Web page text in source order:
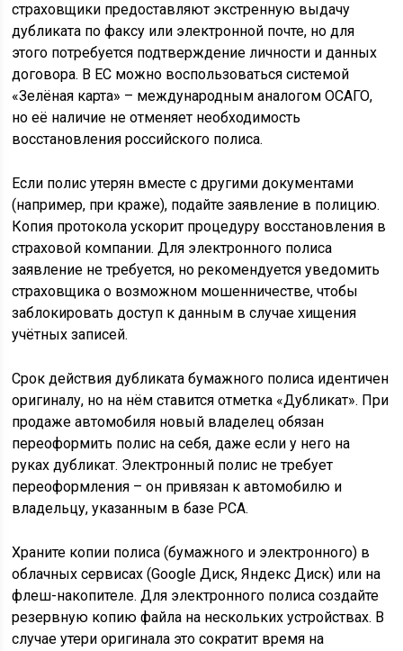
страховщики предоставляют экстренную выдачу
дубликата по факсу или электронной почте, но для
этого потребуется подтверждение личности и данных
договора. В ЕС можно воспользоваться системой
«Зелёная карта» – международным аналогом ОСАГО,
но её наличие не отменяет необходимость
восстановления российского полиса.
Если полис утерян вместе с другими документами
(например, при краже), подайте заявление в полицию.
Копия протокола ускорит процедуру восстановления в
страховой компании. Для электронного полиса
заявление не требуется, но рекомендуется уведомить
страховщика о возможном мошенничестве, чтобы
заблокировать доступ к данным в случае хищения
учётных записей.
Срок действия дубликата бумажного полиса идентичен
оригиналу, но на нём ставится отметка «Дубликат». При
продаже автомобиля новый владелец обязан
переоформить полис на себя, даже если у него на
руках дубликат. Электронный полис не требует
переоформления – он привязан к автомобилю и
владельцу, указанным в базе РСА.
Храните копии полиса (бумажного и электронного) в
облачных сервисах (Google Диск, Яндекс Диск) или на
флеш-накопителе. Для электронного полиса создайте
резервную копию файла на нескольких устройствах. В
случае утери оригинала это сократит время на